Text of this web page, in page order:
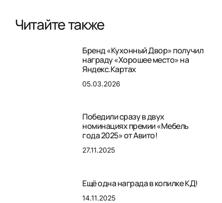
Читайте также
Бренд «Кухонный Двор» получил
награду «Хорошее место» на
Яндекс.Картах
05.03.2026
Победили сразу в двух
номинациях премии «Мебель
года 2025» от Авито!
27.11.2025
Ещё одна награда в копилке КД!
14.11.2025